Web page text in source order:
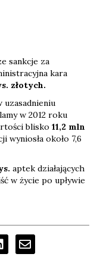
sankcje za
kara
złotych.
uzasadnieniu
w 2012 roku
blisko 11,2 mln
wyniosła około 7,6
aptek działających
w życie po upływie